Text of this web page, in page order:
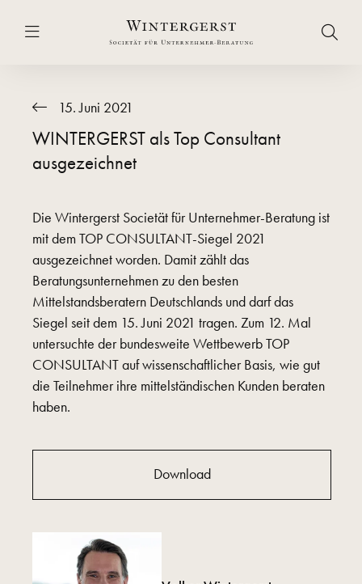
15. Juni 2021
WINTERGERST als Top Consultant
ausgezeichnet
Die Wintergerst Societät für Unternehmer-Beratung ist
mit dem TOP CONSULTANT-Siegel 2021
ausgezeichnet worden. Damit zählt das
Beratungsunternehmen zu den besten
Mittelstandsberatern Deutschlands und darf das
Siegel seit dem 15. Juni 2021 tragen. Zum 12. Mal
untersuchte der bundesweite Wettbewerb TOP
CONSULTANT auf wissenschaftlicher Basis, wie gut
die Teilnehmer ihre mittelständischen Kunden beraten
haben.
Download